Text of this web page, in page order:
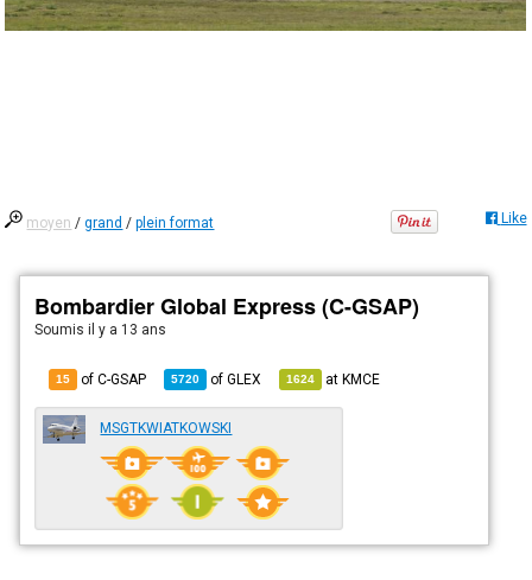
moyen /grand /plein format Like
Bombardier Global Express (C-GSAP)
Soumisil y a 13 ans
15 of C-GSAP 5720 ofGLEX 1624 atKMCE
MSGTKWIATKOWSKI